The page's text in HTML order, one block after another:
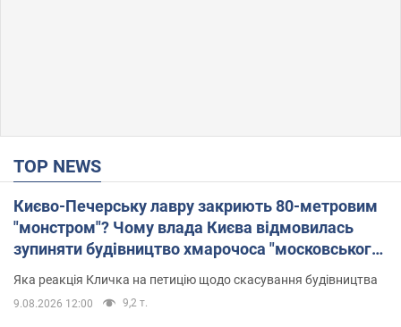
TOP NEWS
Києво-Печерську лавру закриють 80-метровим
"монстром"? Чому влада Києва відмовилась
зупиняти будівництво хмарочоса "московського
вірянина"
Яка реакція Кличка на петицію щодо скасування будівництва
9.08.2026 12:00 9,2 т.